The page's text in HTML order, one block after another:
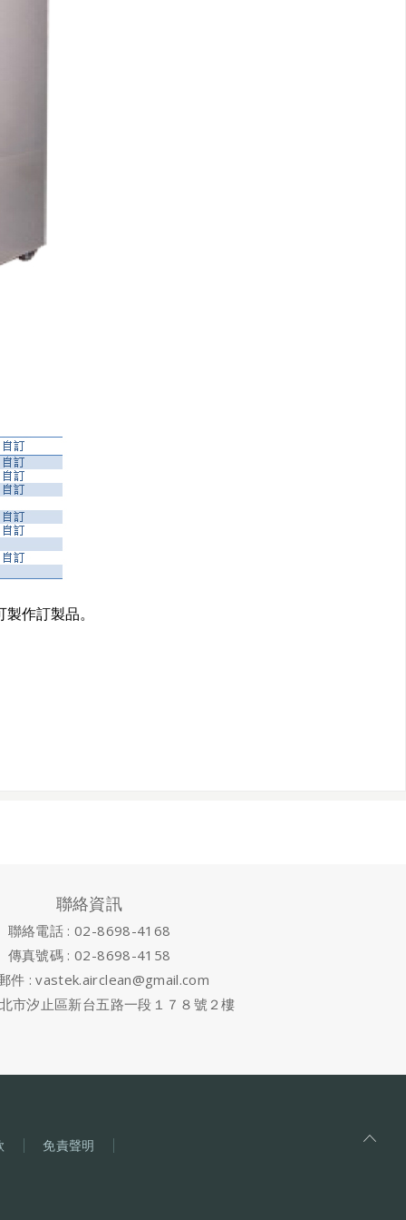
作訂製品。
聯絡資訊
聯絡電話 : 02-8698-4168
傳真號碼 : 02-8698-4158
件 : vastek.airclean@gmail.com
市汐止區新台五路一段１７８號２樓
免責聲明